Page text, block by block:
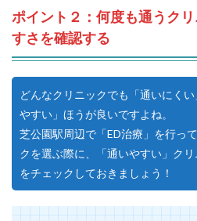
ポイント２：何度も通うク
すさを確認する
どんなクリニックでも「通いにく
やすい」ほうが良いですよね。
芝公園駅周辺で「ED治療」を行っ
クを選ぶ際に、「通いやすい」ク
をチェックしておきましょう！